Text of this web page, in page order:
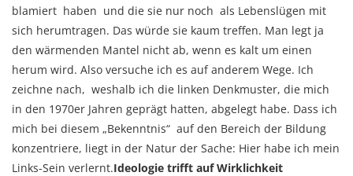
blamiert haben und die sie nur noch als Lebenslügen mit
sich herumtragen. Das würde sie kaum treffen. Man legt ja
den wärmenden Mantel nicht ab, wenn es kalt um einen
herum wird. Also versuche ich es auf anderem Wege. Ich
zeichne nach, weshalb ich die linken Denkmuster, die mich
in den 1970er Jahren geprägt hatten, abgelegt habe. Dass ich
mich bei diesem „Bekenntnis“ auf den Bereich der Bildung
konzentriere, liegt in der Natur der Sache: Hier habe ich mein
Links-Sein verlernt.Ideologie trifft auf Wirklichkeit